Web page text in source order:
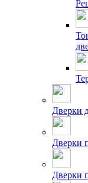
Дверки
Дверки
Дверки